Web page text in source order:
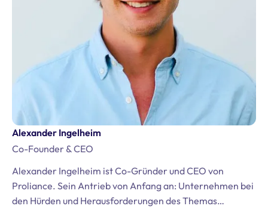
Alexander Ingelheim
Co-Founder & CEO
Alexander Ingelheim ist Co-Gründer und CEO von
Proliance. Sein Antrieb von Anfang an: Unternehmen bei
den Hürden und Herausforderungen des Themas